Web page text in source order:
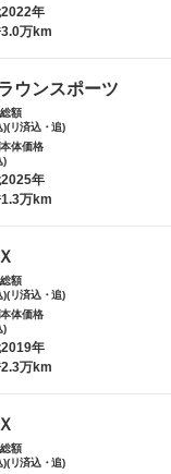
2022年
3.0万km
ウンスポーツ
額
)(リ済込・追)
体価格
)
2025年
1.3万km
額
)(リ済込・追)
体価格
)
2019年
2.3万km
額
)(リ済込・追)